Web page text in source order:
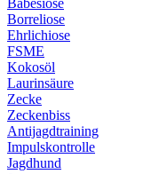
Babesiose
Borreliose
Ehrlichiose
FSME
Kokosöl
Laurinsäure
Zecke
Zeckenbiss
Antijagdtraining
Impulskontrolle
Jagdhund